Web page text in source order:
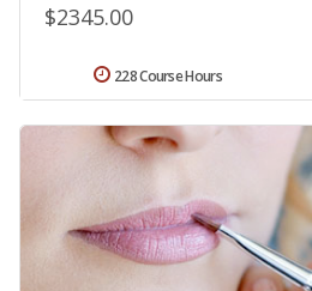
$2345.00
228 Course Hours